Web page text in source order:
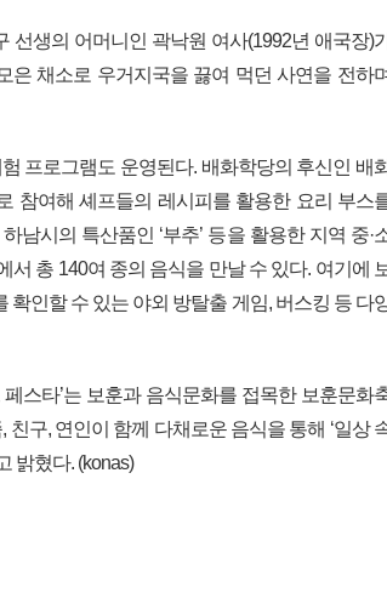
선생의 어머니인 곽낙원 여사(1992년 애국장)
채소로 우거지국을 끓여 먹던 사연을 전하
프로그램도 운영된다. 배화학당의 후신인 배
참여해 셰프들의 레시피를 활용한 요리 부스
남시의 특산품인 ‘부추’ 등을 활용한 지역 중·
총 140여 종의 음식을 만날 수 있다. 여기에
확인할 수 있는 야외 방탈출 게임, 버스킹 등 다
스타’는 보훈과 음식문화를 접목한 보훈문화
구, 연인이 함께 다채로운 음식을 통해 ‘일상
밝혔다. (konas)